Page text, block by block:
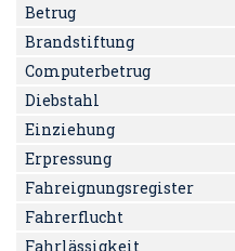
Betrug
Brandstiftung
Computerbetrug
Diebstahl
Einziehung
Erpressung
Fahreignungsregister
Fahrerflucht
Fahrlässigkeit